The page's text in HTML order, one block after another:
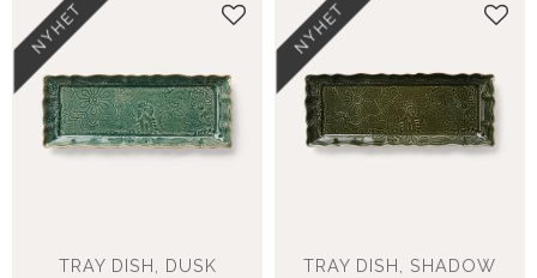
TRAY DISH, DUSK
NYHET Lägg till i favoriter
TRAY DISH, SHADOW
NYHET